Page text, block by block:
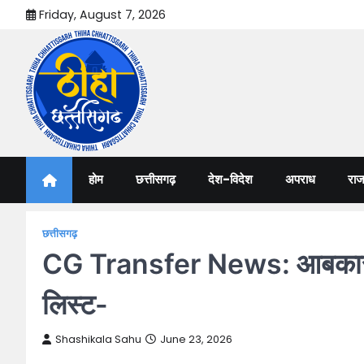
content
Friday, August 7, 2026
Thiha Chhattisgarh
होम छत्तीसगढ़ देश-विदेश अपराध
छत्तीसगढ़
CG Transfer News:
लिस्ट-
Shashikala Sahu June 23, 2026